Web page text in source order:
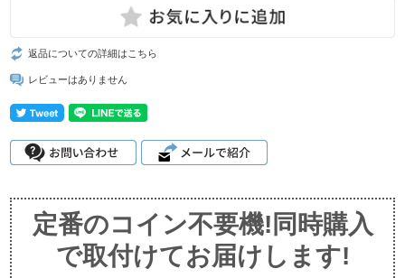
返品についての詳細はこちら
レビューはありません
定番のコイン不要機!同時購入
で取付けてお届けします!